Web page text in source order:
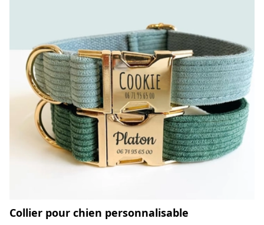
Collier pour chien personnalisable